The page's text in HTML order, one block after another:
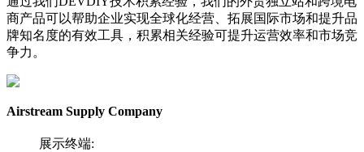
商产品可以帮助企业实现全球化经营、拓展国际市场和提升品
牌知名度的有效工具，积累相关经验可提升运营效率和市场竞
争力。
Airstream Supply Company
展示终端: